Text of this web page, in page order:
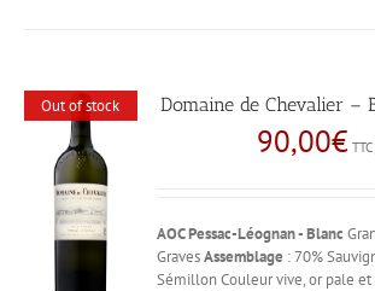
Out of stock Domaine de Chevalier –
90,00€
AOC Pessac-Léognan - Blanc
GravesAssemblage : 70%
Sémillon Couleur vive, or pale